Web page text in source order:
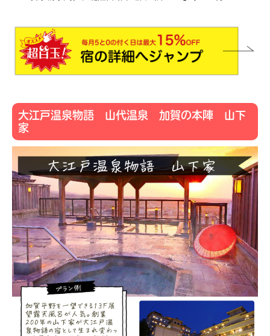
大江戸温泉物語 山代温泉 加賀の本陣 山下
家